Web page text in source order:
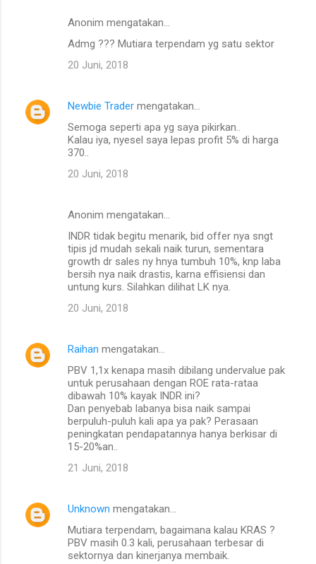
n
Anonim mengatakan…
Admg ??? Mutiara terpendam yg satu sektor
20 Juni, 2018
Newbie Trader mengatakan…
Semoga seperti apa yg saya pikirkan..
Kalau iya, nyesel saya lepas profit 5% di harga
370..
20 Juni, 2018
Anonim mengatakan…
INDR tidak begitu menarik, bid offer nya sngt
tipis jd mudah sekali naik turun, sementara
growth dr sales ny hnya tumbuh 10%, knp laba
bersih nya naik drastis, karna effisiensi dan
untung kurs. Silahkan dilihat LK nya.
20 Juni, 2018
Raihan mengatakan…
PBV 1,1x kenapa masih dibilang undervalue pak
untuk perusahaan dengan ROE rata-rataa
dibawah 10% kayak INDR ini?
Dan penyebab labanya bisa naik sampai
berpuluh-puluh kali apa ya pak? Perasaan
peningkatan pendapatannya hanya berkisar di
15-20%an..
21 Juni, 2018
Unknown mengatakan…
Mutiara terpendam, bagaimana kalau KRAS ?
PBV masih 0.3 kali, perusahaan terbesar di
sektornya dan kinerjanya membaik.